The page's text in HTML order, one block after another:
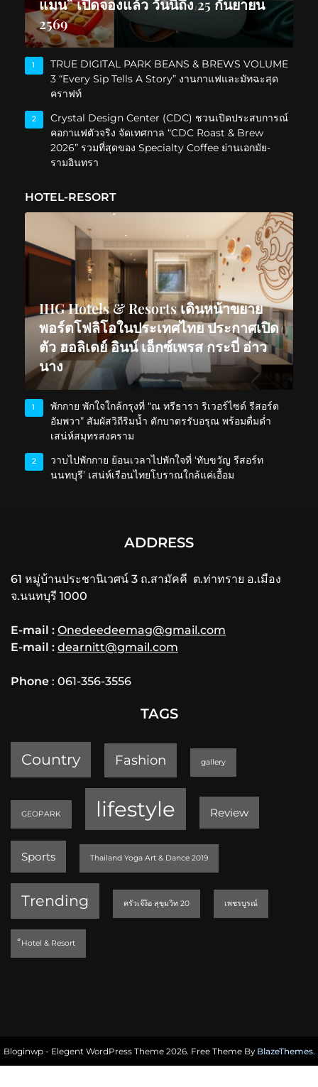
แมน” เปิดจองแล้ว วันนี้ถึง 25 กันยายน
2569
1
TRUE DIGITAL PARK BEANS & BREWS VOLUME
3 “Every Sip Tells A Story” งานกาแฟและมัทฉะสุด
คราฟท์
2
Crystal Design Center (CDC) ชวนเปิดประสบการณ์
คอกาแฟตัวจริง จัดเทศกาล “CDC Roast & Brew
2026” รวมที่สุดของ Specialty Coffee ย่านเอกมัย-
รามอินทรา
HOTEL-RESORT
IHG Hotels & Resorts เดินหน้าขยาย
พอร์ตโฟลิโอในประเทศไทย ประกาศเปิด
ตัว ฮอลิเดย์ อินน์ เอ็กซ์เพรส กระบี่ อ่าว
นาง
1
พักกาย พักใจใกล้กรุงที่ “ณ ทรีธารา ริเวอร์ไซด์ รีสอร์ต
อัมพวา” สัมผัสวิถีริมน้ำ ตักบาตรรับอรุณ พร้อมดื่มด่ำ
เสน่ห์สมุทรสงคราม
2
วาบไปพักกาย ย้อนเวลาไปพักใจที่ ‘ทับขวัญ รีสอร์ท
นนทบุรี’ เสน่ห์เรือนไทยโบราณใกล้แค่เอื้อม
ADDRESS
61 หมู่บ้านประชานิเวศน์ 3 ถ.สามัคคี ต.ท่าทราย อ.เมือง
จ.นนทบุรี 1000
E-mail : Onedeedeemag@gmail.com
E-mail : dearnitt@gmail.com
Phone : 061-356-3556
TAGS
Country Fashion gallery
GEOPARK lifestyle Review
Sports Thailand Yoga Art & Dance 2019
Trending ครัวเจ๊ง้อ สุขุมวิท 20 เพชรบูรณ์
็Hotel & Resort
Bloginwp - Elegent WordPress Theme 2026. Free Theme By BlazeThemes.